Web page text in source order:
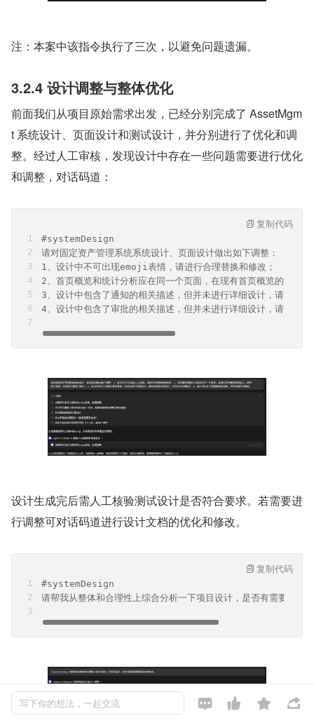
注：本案中该指令执行了三次，以避免问题遗漏。
前面我们从项目原始需求出发，已经分别完成了 AssetMgm
t 系统设计、页面设计和测试设计，并分别进行了优化和调
整。经过人工审核，发现设计中存在一些问题需要进行优化
和调整，对话码道：
#systemDesign
1、设计中不可出现emoji表情，请进行合理替换和修改；
2、首页概览和统计分析应在同一个页面，在现有首页概览的基础
3、设计中包含了通知的相关描述，但并未进行详细设计，请补充
4、设计中包含了审批的相关描述，但并未进行详细设计，请补充
设计生成完后需人工核验测试设计是否符合要求。若需要进
行调整可对话码道进行设计文档的优化和修改。
#systemDesign
请帮我从整体和合理性上综合分析一下项目设计，是否有需要调整
复制代码
写下你的想法，一起交流    